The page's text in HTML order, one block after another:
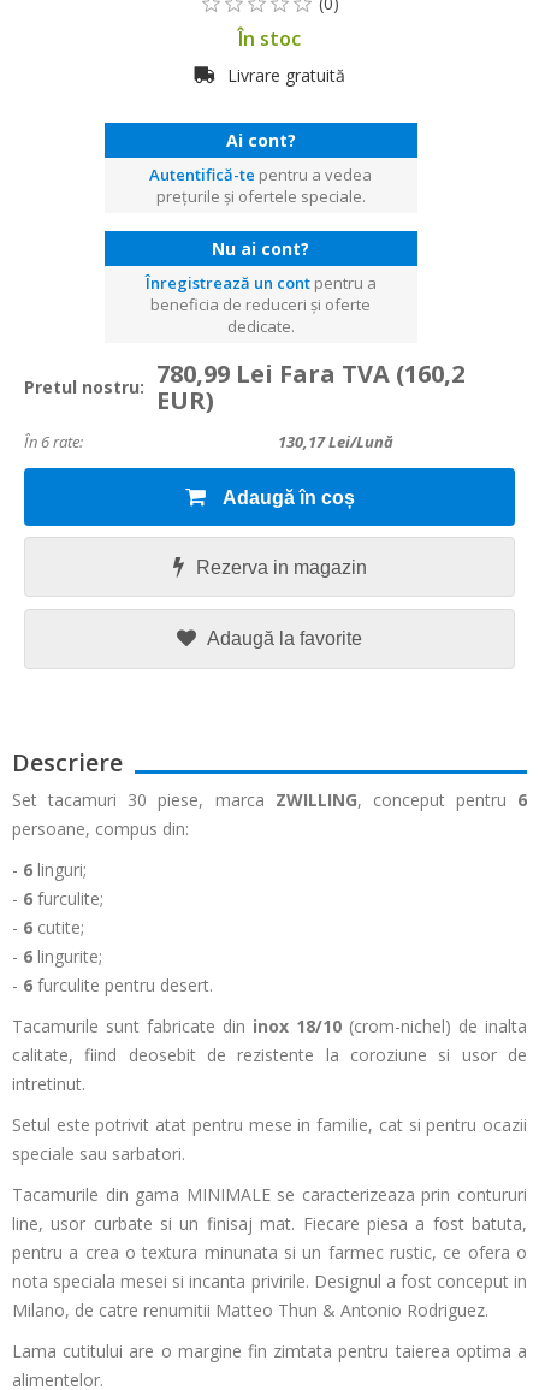
În stoc
Livrare gratuită
Ai cont?
Autentifică-te pentru a vedea
prețurile și ofertele speciale.
Nu ai cont?
Înregistrează un contpentru a
beneficia de reduceri și oferte
dedicate.
Pretul nostru: 780,99 Lei Fara TVA (160,2
EUR)
În 6 rate: 130,17Lei/lună
Adaugă în coș
Rezerva in magazin
Adaugă la favorite
Descriere
Set tacamuri 30 piese, marca ZWILLING, conceput pentru 6
persoane, compus din:
- 6 linguri;
- 6 furculite;
- 6 cutite;
- 6 lingurite;
- 6 furculite pentru desert.
Tacamurile sunt fabricate din inox 18/10 (crom-nichel) de inalta
calitate, fiind deosebit de rezistente la coroziune si usor de
intretinut.
Setul este potrivit atat pentru mese in familie, cat si pentru ocazii
speciale sau sarbatori.
Tacamurile din gama MINIMALE se caracterizeaza prin contururi
line, usor curbate si un finisaj mat. Fiecare piesa a fost batuta,
pentru a crea o textura minunata si un farmec rustic, ce ofera o
nota speciala mesei si incanta privirile. Designul a fost conceput in
Milano, de catre renumitii Matteo Thun & Antonio Rodriguez.
Lama cutitului are o margine fin zimtata pentru taierea optima a
alimentelor.